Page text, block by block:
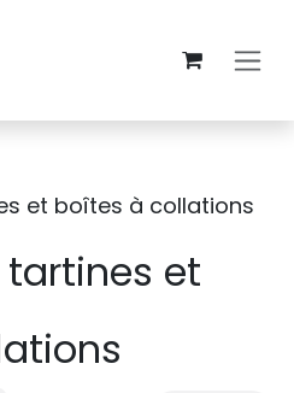
et boîtes à collations
tartines et